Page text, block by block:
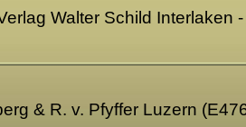
Walter Schild Interlaken
& R. v. Pfyffer Luzern